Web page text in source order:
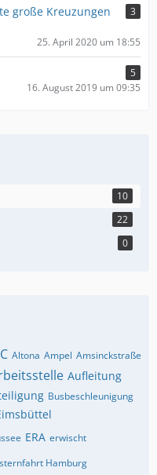
große Kreuzungen
3
25. April 2020 um 18:55
5
16. August 2019 um 09:35
10
22
0
Altona Ampel Amsinckstraße
Aufleitung
Busbeschleunigung
ERA erwischt
Hamburg